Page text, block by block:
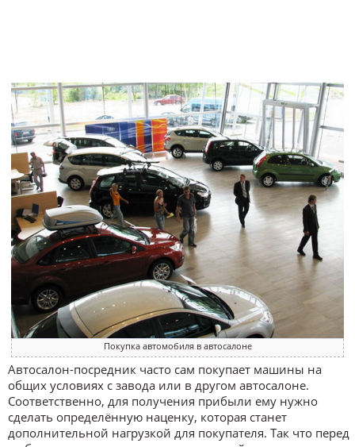
Покупка автомобиля в автосалоне
Автосалон-посредник часто сам покупает машины на
общих условиях с завода или в другом автосалоне.
Соответственно, для получения прибыли ему нужно
сделать определённую наценку, которая станет
дополнительной нагрузкой для покупателя. Так что перед